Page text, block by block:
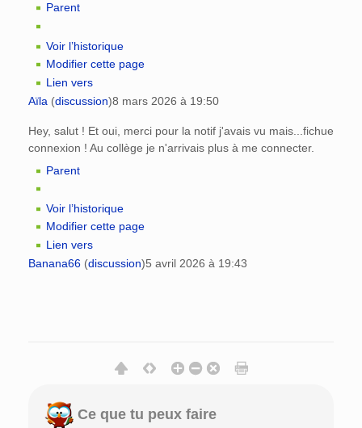
Parent
Voir l’historique
Modifier cette page
Lien vers
Aïla (discussion)8 mars 2026 à 19:50
Hey, salut ! Et oui, merci pour la notif j'avais vu mais...fichue
connexion ! Au collège je n'arrivais plus à me connecter.
Parent
Voir l’historique
Modifier cette page
Lien vers
Banana66 (discussion)5 avril 2026 à 19:43
Ce que tu peux faire